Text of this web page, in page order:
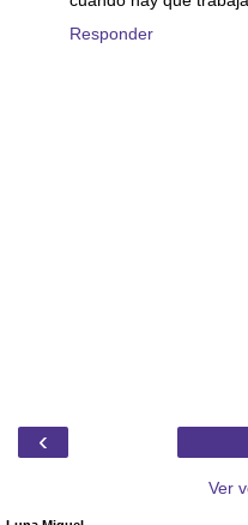
Responder
‹
Ver